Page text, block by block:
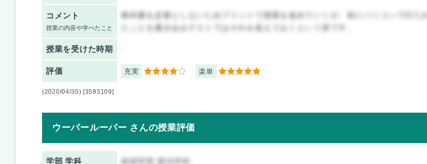
コメント
授業の内容や学べたこと
教科書を必要としないためプリントで授業を進めていくが、前にパソコンで打たれ
たことを書き込みテストではそれを覚えておくという形です、
授業を受けた時期
評価 充実 4 楽単 5
(2020/04/30) [3593109]
ウーパールーパー さんの授業評価
学部 学科 政経学部 政治学科